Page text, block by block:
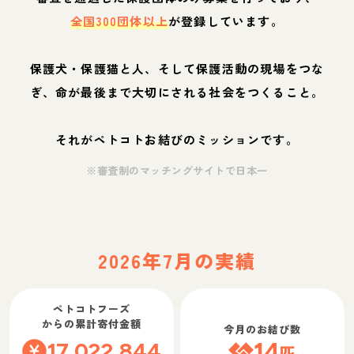
全国300団体以上が登録しています。
保護犬・保護猫と人、そして保護活動の現場をつな
ぎ、命が最後まで大切にされる社会をつくること。
それがペトコトお結びのミッションです。
※審査制のマッチングサイトで日本一
2026年7月の実績
ペトコトフーズ
からの累計寄付金額
今月のお結び数